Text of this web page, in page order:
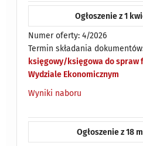
Ogłoszenie z 1
Numer oferty: 4/2026
Termin składania
księgowy/księgowa do spraw
Wydziale Ekonomicznym
Wyniki naboru
Ogłoszenie z 18